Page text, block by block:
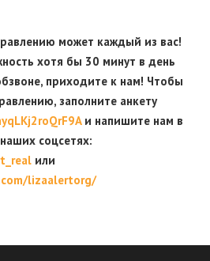
может каждый из вас!
хотя бы 30 минут в день
приходите к нам! Чтобы
заполните анкету
и напишите нам в
соцсетях:
или
lizaalertorg/